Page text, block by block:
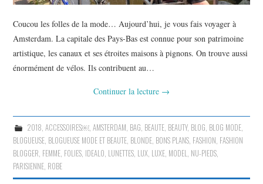
GRAIN DE FOLIE ET MES
PETITS TUYAUX…
Coucou les folles de la mode… Aujourd’hui, je vous fais voyager à
Amsterdam. La capitale des Pays-Bas est connue pour son patrimoine
artistique, les canaux et ses étroites maisons à pignons. On trouve aussi
énormément de vélos. Ils contribuent au…
Continuer la lecture →
2018 ACCESSOIRES￼, AMSTERDAM BAG BEAUTE, BEAUTY, BLOG BLOG MODE,
BLOGUEUSE BLOGUEUSE MODE ET BEAUTE BLONDE BONS PLANS FASHION FASHION
BLOGGER FEMME FOLIES IDEALO LUNETTES LUX LUXE MODEL NU-PIEDS
PARISIENNE ROBE